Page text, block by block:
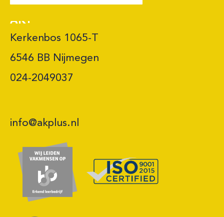
AK+
Kerkenbos 1065-T
6546 BB Nijmegen
024-2049037
info@akplus.nl